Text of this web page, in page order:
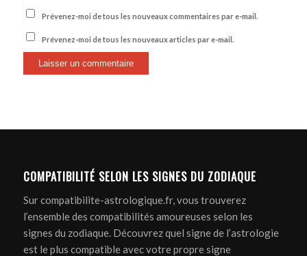
Prévenez-moi de tous les nouveaux commentaires par e-mail.
Prévenez-moi de tous les nouveaux articles par e-mail.
COMPATIBILITÉ SELON LES SIGNES DU ZODIAQUE
Sur compatibilite-astrologique.fr, vous trouverez
l’ensemble des compatibilités amoureuses selon les
signes du zodiaque. Découvrez quel signe de l’astrologie
est le plus compatible avec votre propre signe